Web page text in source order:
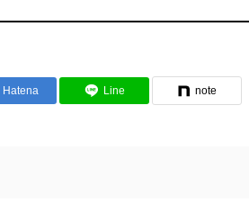
Hatena Line note